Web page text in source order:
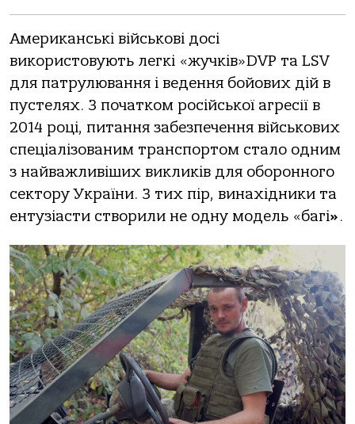
Американські військові досі
використовують легкі «жучків»DVP та LSV
для патрулювання і ведення бойових дій в
пустелях. З початком російської агресії в
2014 році, питання забезпечення військових
спеціалізованим транспортом стало одним
з найважливіших викликів для оборонного
сектору України. З тих пір, винахідники та
ентузіасти створили не одну модель «багі».